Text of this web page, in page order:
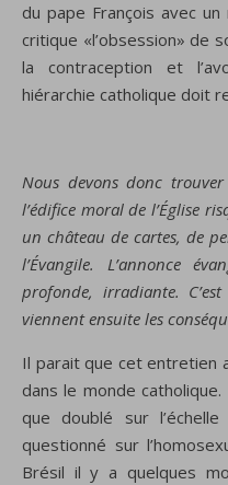
du pape François avec
critique «l’obsession» de
la contraception et
hiérarchie catholique doit
Nous devons donc
l’édifice moral de l’Église
un château de cartes, de
l’Évangile. L’annonce
profonde, irradiante.
viennent ensuite les
Il parait que cet entretien
dans le monde
que doublé sur
questionné sur
Brésil il y a quelques